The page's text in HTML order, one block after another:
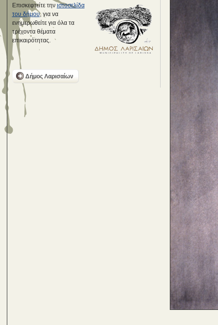
Επισκεφτείτε την ιστοσελίδα
του δήμου, για να
ενημερωθείτε για όλα τα
τρέχοντα θέματα
επικαιρότητας.
Δήμος Λαρισαίων